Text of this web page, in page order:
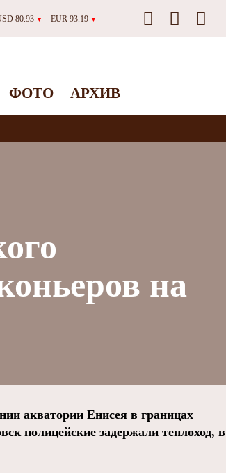
80.93 ▼ EUR 93.19 ▼
ФОТО АРХИВ
на
акватории Енисея в границах
полицейские задержали теплоход, в